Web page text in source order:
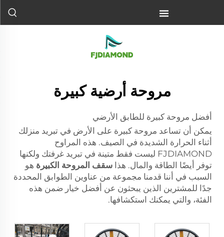
مروحة أرضية كبيرة
أفضل مروحة كبيرة للطابق الأرضي
يمكن أن تساعد مروحة كبيرة على الأرض في تبريد منزلك
أثناء الحرارة الشديدة في الصيف. هذه المراوح
FJDIAMOND ليست فقط متينة في تبريد غرفتك ولكنها
توفر أيضًا الطاقة والمال. هذا سقف المروحة الكبيرة هو
السبب في أننا قدمنا مجموعة من عناوين الطوابق المحددة
جدًا للمشترين الذين يبحثون عن أفضل خيار ضمن هذه
الفئة، والتي يمكنك استكشافها.